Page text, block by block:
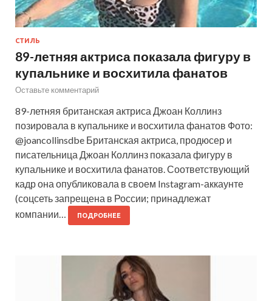
СТИЛЬ
89-летняя актриса показала фигуру в
купальнике и восхитила фанатов
Оставьте комментарий
89-летняя британская актриса Джоан Коллинз
позировала в купальнике и восхитила фанатов Фото:
@joancollinsdbe Британская актриса, продюсер и
писательница Джоан Коллинз показала фигуру в
купальнике и восхитила фанатов. Соответствующий
кадр она опубликовала в своем Instagram-аккаунте
(соцсеть запрещена в России; принадлежат
компании…
ПОДРОБНЕЕ